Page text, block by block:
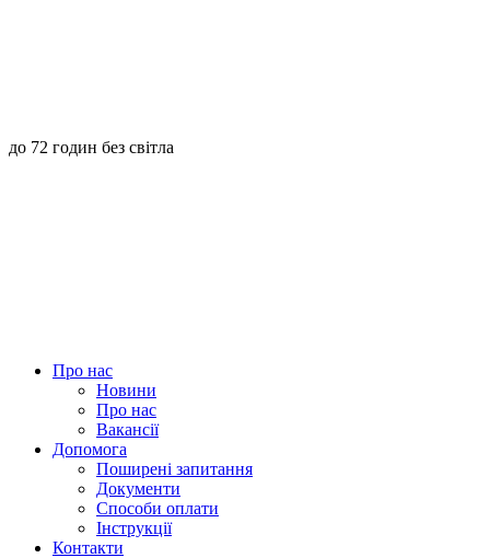
до 72 годин без світла
Про нас
Новини
Про нас
Вакансії
Допомога
Поширені запитання
Документи
Способи оплати
Інструкції
Контакти